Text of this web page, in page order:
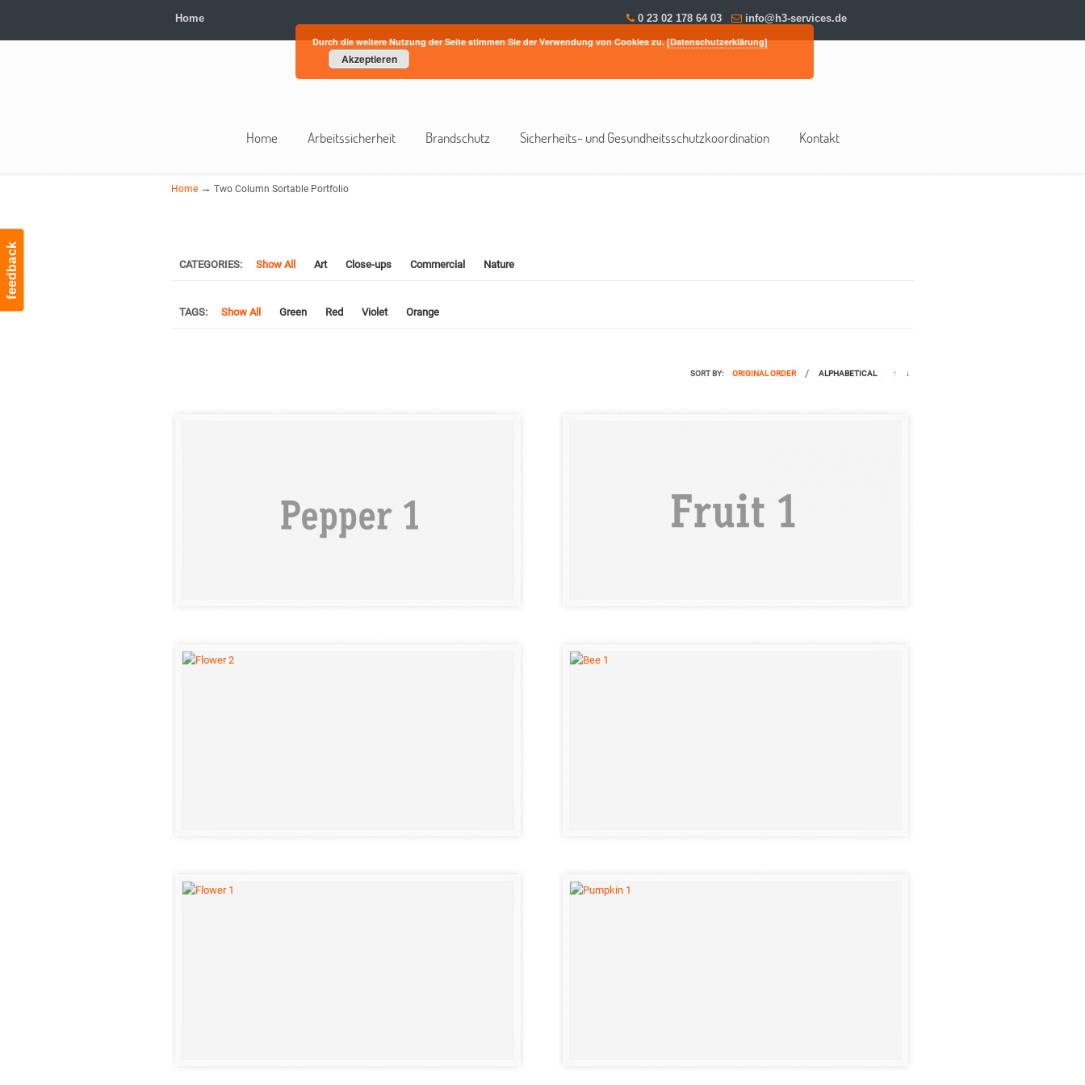
feedback
Home 0 23 02 178 64 03 info@h3-services.de
Home Arbeitssicherheit Brandschutz Sicherheits- und Gesundheitsschutzkoordination Kontakt
Home → Two Column Sortable Portfolio
CATEGORIES: Show All Art Close-ups Commercial Nature
TAGS: Show All Green Red Violet Orange
SORT BY: ORIGINAL ORDER / ALPHABETICAL ↑ ↓
Durch die weitere Nutzung der Seite stimmen Sie der Verwendung von Cookies zu.[Datenschutzerklärung]
Akzeptieren